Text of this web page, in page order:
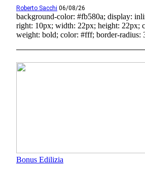
Roberto Sacchi 06/08/26
background-color: #fb580a; display:
right: 10px; width: 22px; height: 22px;
weight: bold; color: #fff; border-radius:
Bonus Edilizia